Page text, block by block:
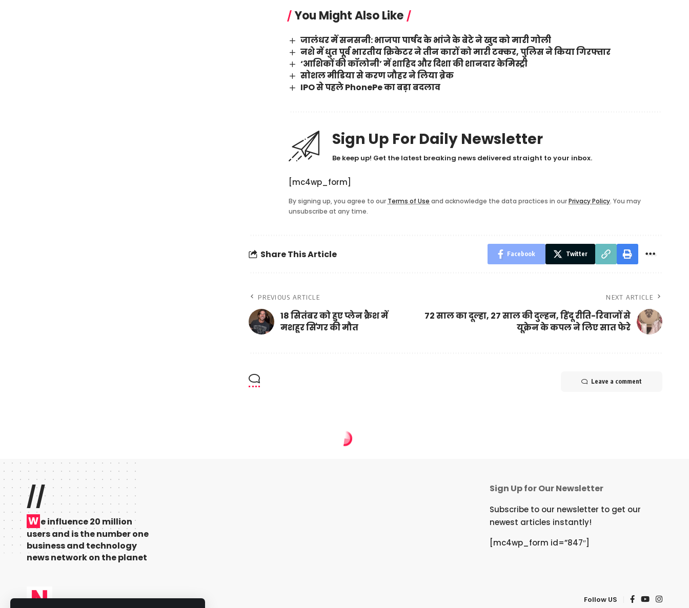
You Might Also Like
जालंधर में सनसनी: भाजपा पार्षद के भांजे के बेटे ने खुद को मारी गोली
नशे में धुत पूर्व भारतीय क्रिकेटर ने तीन कारों को मारी टक्कर, पुलिस ने किया गिरफ्तार
‘आशिकों की कॉलोनी’ में शाहिद और दिशा की शानदार केमिस्ट्री
सोशल मीडिया से करण जौहर ने लिया ब्रेक
IPO से पहले PhonePe का बड़ा बदलाव
Sign Up For Daily Newsletter
Be keep up! Get the latest breaking news delivered straight to your inbox.
[mc4wp_form]
By signing up, you agree to our Terms of Use and acknowledge the data practices in ourPrivacy Policy. You may
unsubscribe at any time.
Share This Article Facebook Twitter
PREVIOUS ARTICLE
18 सितंबर को हुए प्लेन क्रैश में
मशहूर सिंगर की मौत
NEXT ARTICLE
72 साल का दूल्हा, 27 साल की दुल्हन, हिंदू रीति-रिवाजों से
यूक्रेन के कपल ने लिए सात फेरे
Leave a comment
//
W e influence 20 million
users and is the number one
business and technology
news network on the planet
Sign Up for Our Newsletter
Subscribe to our newsletter to get our
newest articles instantly!
[mc4wp_form id=”847″]
Follow US